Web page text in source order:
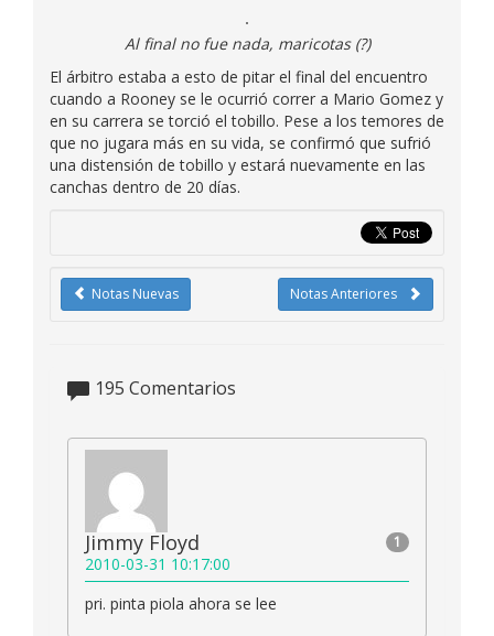
Al final no fue nada, maricotas (?)
El árbitro estaba a esto de pitar el final del encuentro
cuando a Rooney se le ocurrió correr a Mario Gomez y
en su carrera se torció el tobillo. Pese a los temores de
que no jugara más en su vida, se confirmó que sufrió
una distensión de tobillo y estará nuevamente en las
canchas dentro de 20 días.
Notas Anteriores
Notas Nuevas
195 Comentarios
1
Jimmy Floyd
2010-03-31 10:17:00
pri. pinta piola ahora se lee